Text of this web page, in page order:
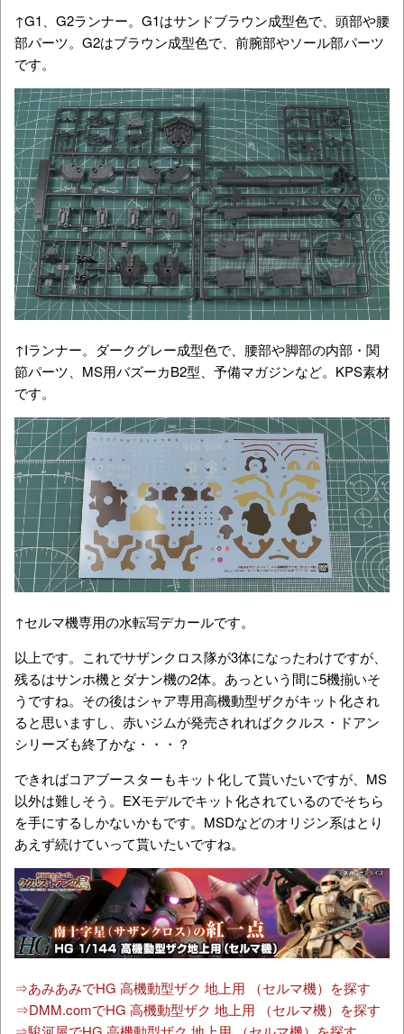
↑G1、G2ランナー。G1はサンドブラウン成型色で、頭部や腰
部パーツ。G2はブラウン成型色で、前腕部やソール部パーツ
です。
↑Iランナー。ダークグレー成型色で、腰部や脚部の内部・関
節パーツ、MS用バズーカB2型、予備マガジンなど。KPS素材
です。
↑セルマ機専用の水転写デカールです。
以上です。これでサザンクロス隊が3体になったわけですが、
残るはサンホ機とダナン機の2体。あっという間に5機揃いそ
うですね。その後はシャア専用高機動型ザクがキット化され
ると思いますし、赤いジムが発売されればククルス・ドアン
シリーズも終了かな・・・？
できればコアブースターもキット化して貰いたいですが、MS
以外は難しそう。EXモデルでキット化されているのでそちら
を手にするしかないかもです。MSDなどのオリジン系はとり
あえず続けていって貰いたいですね。
⇒あみあみでHG 高機動型ザク 地上用 （セルマ機）を探す
⇒DMM.comでHG 高機動型ザク 地上用 （セルマ機）を探す